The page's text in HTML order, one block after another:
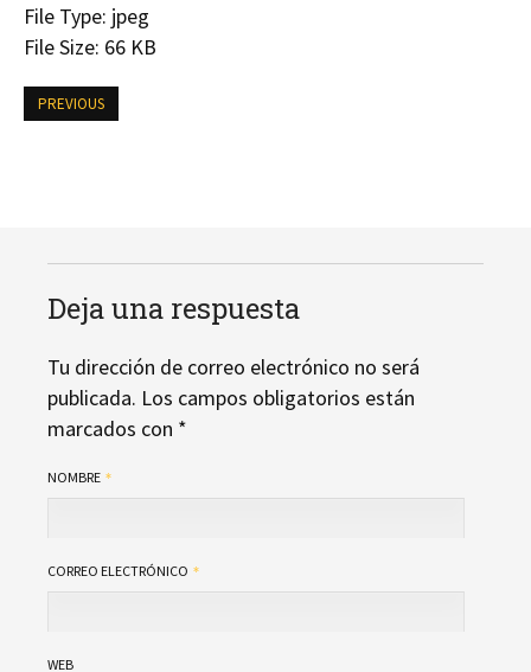
File Type: jpeg
File Size: 66 KB
PREVIOUS
Deja una respuesta
Tu dirección de correo electrónico no será
publicada. Los campos obligatorios están
marcados con *
NOMBRE
CORREO ELECTRÓNICO
WEB